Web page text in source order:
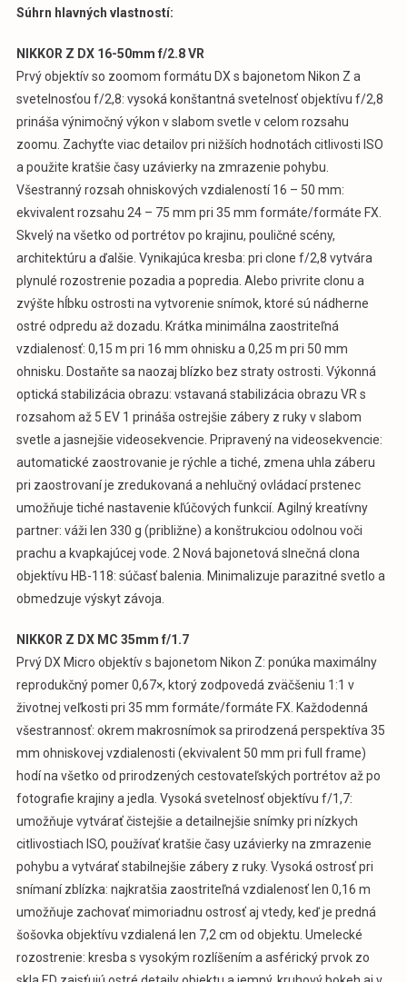
Súhrn hlavných vlastností:
NIKKOR Z DX 16-50mm f/2.8 VR
Prvý objektív so zoomom formátu DX s bajonetom Nikon Z a
svetelnosťou f/2,8: vysoká konštantná svetelnosť objektívu f/2,8
prináša výnimočný výkon v slabom svetle v celom rozsahu
zoomu. Zachyťte viac detailov pri nižších hodnotách citlivosti ISO
a použite kratšie časy uzávierky na zmrazenie pohybu.
Všestranný rozsah ohniskových vzdialeností 16 – 50 mm:
ekvivalent rozsahu 24 – 75 mm pri 35 mm formáte/formáte FX.
Skvelý na všetko od portrétov po krajinu, pouličné scény,
architektúru a ďalšie. Vynikajúca kresba: pri clone f/2,8 vytvára
plynulé rozostrenie pozadia a popredia. Alebo privrite clonu a
zvýšte hĺbku ostrosti na vytvorenie snímok, ktoré sú nádherne
ostré odpredu až dozadu. Krátka minimálna zaostriteľná
vzdialenosť: 0,15 m pri 16 mm ohnisku a 0,25 m pri 50 mm
ohnisku. Dostaňte sa naozaj blízko bez straty ostrosti. Výkonná
optická stabilizácia obrazu: vstavaná stabilizácia obrazu VR s
rozsahom až 5 EV 1 prináša ostrejšie zábery z ruky v slabom
svetle a jasnejšie videosekvencie. Pripravený na videosekvencie:
automatické zaostrovanie je rýchle a tiché, zmena uhla záberu
pri zaostrovaní je zredukovaná a nehlučný ovládací prstenec
umožňuje tiché nastavenie kľúčových funkcií. Agilný kreatívny
partner: váži len 330 g (približne) a konštrukciou odolnou voči
prachu a kvapkajúcej vode. 2 Nová bajonetová slnečná clona
objektívu HB-118: súčasť balenia. Minimalizuje parazitné svetlo a
obmedzuje výskyt závoja.
NIKKOR Z DX MC 35mm f/1.7
Prvý DX Micro objektív s bajonetom Nikon Z: ponúka maximálny
reprodukčný pomer 0,67×, ktorý zodpovedá zväčšeniu 1:1 v
životnej veľkosti pri 35 mm formáte/formáte FX. Každodenná
všestrannosť: okrem makrosnímok sa prirodzená perspektíva 35
mm ohniskovej vzdialenosti (ekvivalent 50 mm pri full frame)
hodí na všetko od prirodzených cestovateľských portrétov až po
fotografie krajiny a jedla. Vysoká svetelnosť objektívu f/1,7:
umožňuje vytvárať čistejšie a detailnejšie snímky pri nízkych
citlivostiach ISO, používať kratšie časy uzávierky na zmrazenie
pohybu a vytvárať stabilnejšie zábery z ruky. Vysoká ostrosť pri
snímaní zblízka: najkratšia zaostriteľná vzdialenosť len 0,16 m
umožňuje zachovať mimoriadnu ostrosť aj vtedy, keď je predná
šošovka objektívu vzdialená len 7,2 cm od objektu. Umelecké
rozostrenie: kresba s vysokým rozlíšením a asférický prvok zo